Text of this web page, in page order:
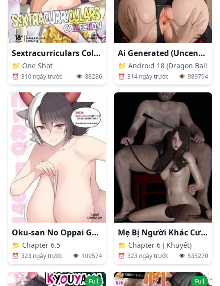
Sextracurriculars Collection
📁 One Shot
⏰ 310 ngày trước 👁️ 88286
Ai Generated (Uncensored)
📁 Android 18 (Dragon Ball
⏰ 314 ngày trước 👁️ 989794
Oku-san No Oppai Ga Dekasugiru Noga Warui!
📁 Chapter 6.5
⏰ 323 ngày trước 👁️ 109574
Mẹ Bị Người Khác Cưỡng Hiếp
📁 Chapter 6 ( Khuyết)
⏰ 323 ngày trước 👁️ 535270
Full Full